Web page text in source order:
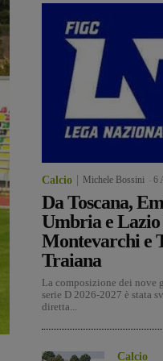
Calcio Michele Bossini 6
Da Toscana,
Umbria e
Montevarchi e
Traiana
La composizione dei nove
serie D 2026-2027 è stata
diretta...
Calcio